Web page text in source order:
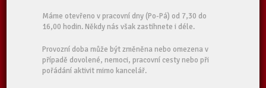
Máme otevřeno v pracovní dny (Po-Pá) od 7,30 do
16,00 hodin. Někdy nás však zastihnete i déle.
Provozní doba může být změněna nebo omezena v
případě dovolené, nemoci, pracovní cesty nebo při
pořádání aktivit mimo kancelář.